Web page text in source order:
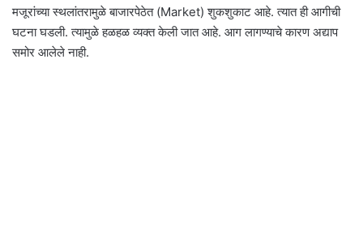
मजूरांच्या स्थलांतरामुळे बाजारपेठेत (Market) शुकशुकाट आहे. त्यात ही आगीची
घटना घडली. त्यामुळे हळहळ व्यक्त केली जात आहे. आग लागण्याचे कारण अद्याप
समोर आलेले नाही.